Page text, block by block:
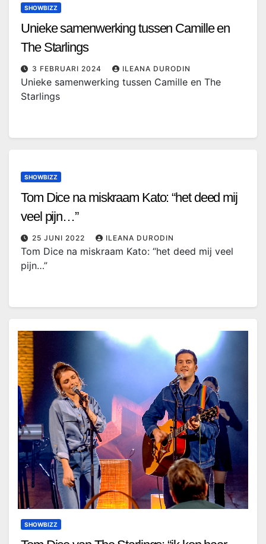
SHOWBIZZ
Unieke samenwerking tussen Camille en
The Starlings
3 FEBRUARI 2024 ILEANA DURODIN
Unieke samenwerking tussen Camille en The
Starlings
SHOWBIZZ
Tom Dice na miskraam Kato: “het deed mij
veel pijn…”
25 JUNI 2022 ILEANA DURODIN
Tom Dice na miskraam Kato: “het deed mij veel
pijn…”
SHOWBIZZ